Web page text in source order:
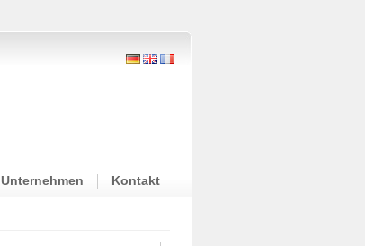
Unternehmen Kontakt